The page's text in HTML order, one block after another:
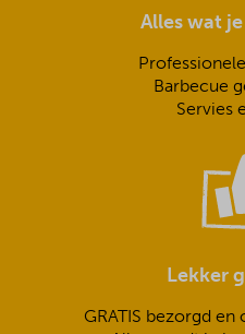
Alles wat
Barbecue
Servies
Lekker
GRATIS bezorgd